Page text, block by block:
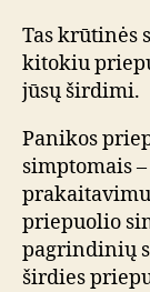
Tas krūtinės
kitokiu
jūsų širdimi.
Panikos
simptomais
priepuolio
pagrindinių
širdies